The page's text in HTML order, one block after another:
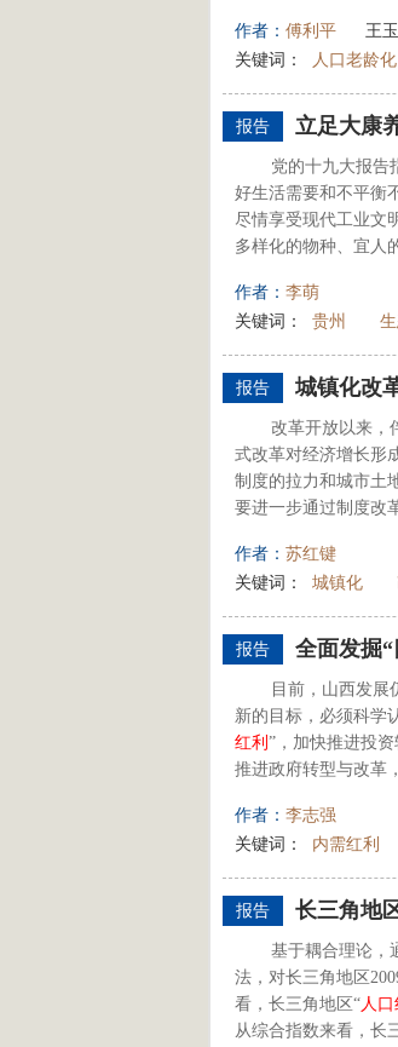
作者： 傅利平 王
关键词：
人口老龄化
报告 立足大康
党的十九大报告
好生活需要和不平衡
尽情享受现代工业文
多样化的物种、宜人
作者： 李萌
关键词：
贵州
报告 城镇化改
改革开放以来，
式改革对经济增长形
制度的拉力和城市土
要进一步通过制度改
作者： 苏红键
关键词：
城镇化
报告 全面发掘
目前，山西发展
新的目标，必须科学
红利 ”，加快推进投
推进政府转型与改革
作者： 李志强
关键词：
内需红利
报告 长三角地
基于耦合理论，
法，对长三角地区
看，长三角地区“人口
从综合指数来看，长